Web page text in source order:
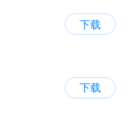
下载
下载